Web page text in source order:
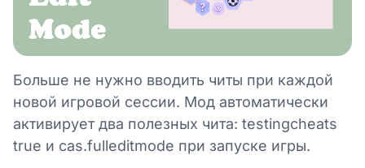
Больше не нужно вводить читы при каждой
новой игровой сессии. Мод автоматически
активирует два полезных чита: testingcheats
true и cas.fulleditmode при запуске игры.